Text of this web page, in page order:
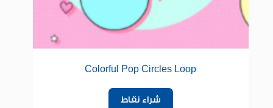
Colorful Pop Circles Loop
شراء نقاط